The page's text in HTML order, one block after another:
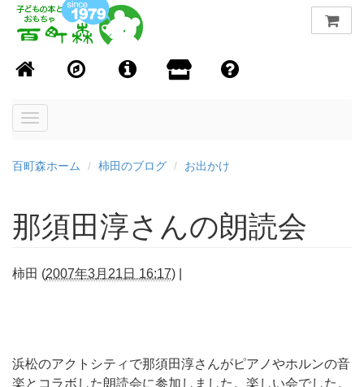
Toggle
百町森ホーム 柿田のブログ お出かけ
那須田淳さんの朗読会
柿田 (2007年3月21日 16:17)
浜松のアクトシティで那須田淳さんがピアノやホルンの音
楽とコラボした朗読会に参加しました。楽しい会でした。